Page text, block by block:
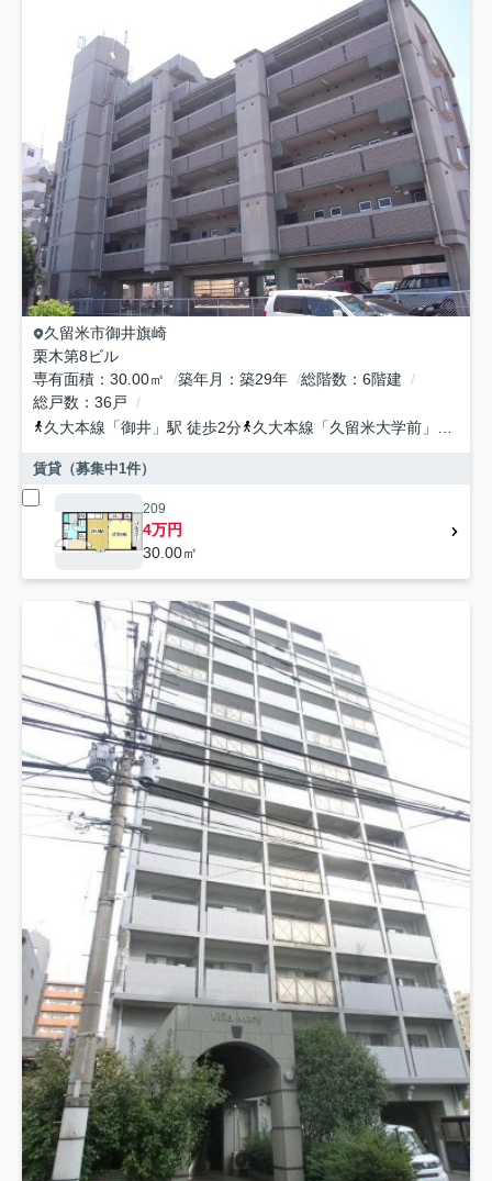
久留米市御井旗崎
栗木第8ビル
専有面積
30.00㎡ 築年月 築29年 総階数
6階建
総戸数
36戸
久大本線 「御井 」駅 徒歩2分 久大本線 「久留米大学前 」駅 徒歩16分
賃貸（募集中1件）
209
4万円
30.00㎡